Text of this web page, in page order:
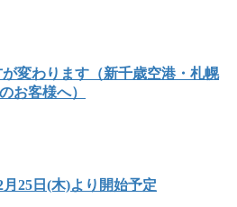
変わります（新千歳空港・札幌
お客様へ）
25日(木)より開始予定